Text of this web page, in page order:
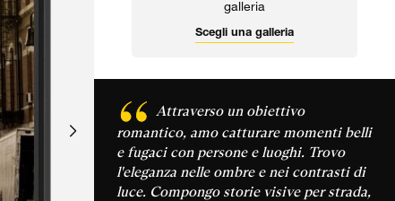
galleria
Scegli una galleria
Attraverso un obiettivo
romantico, amo catturare momenti belli
e fugaci con persone e luoghi. Trovo
l'eleganza nelle ombre e nei contrasti di
luce. Compongo storie visive per strada,